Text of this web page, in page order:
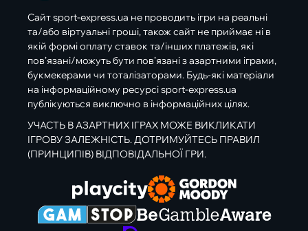
Сайт sport-express.ua не проводить ігри на реальні
та/або віртуальні гроші, також сайт не приймає ні в
якій формі оплату ставок та/інших платежів, які
пов’язані/можуть бути пов’язані з азартними іграми,
букмекерами чи тоталізаторами. Будь-які матеріали
на інформаційному ресурсі sport-express.ua
публікуються виключно в інформаційних цілях.
УЧАСТЬ В АЗАРТНИХ ІГРАХ МОЖЕ ВИКЛИКАТИ
ІГРОВУ ЗАЛЕЖНІСТЬ. ДОТРИМУЙТЕСЬ ПРАВИЛ
(ПРИНЦИПІВ) ВІДПОВІДАЛЬНОЇ ГРИ.